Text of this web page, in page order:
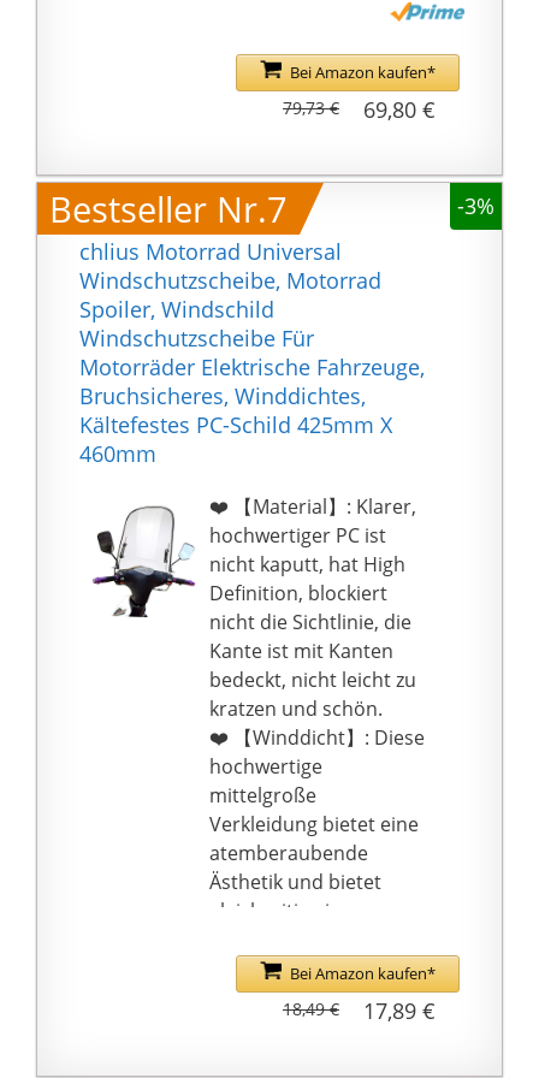
erforderlich, notwendig
ist lediglich eine
Haftpflichtversicherung
Versicherungskennzeic
hen. Mit dem mit
gelieferten COC-
Zertifikat können Sie
den Roller direkt bei
der Versicherung
anmelden und
bekommen sofort Ihr
Nummernschild.
Elektromotor benötigt
weder Ölwechsel noch
Verschleißreparaturen,
erzeugt weder CO2-
Abgase noch Lärm und
wird von einem
langlebigen
herausnehmbaren
Lithium-Ionen-Akku
gespeist, der sich ca.
1000 mal an jeder
haushaltsüblichen
Steckdose aufladen
lässt. Anschließend hat
er noch immer eine
80{c6d5c8f79c7ec2a144
87668700bbaa19cbcb4
835d5cb6d66e9413bb5
Bei Amazon kaufen*
69,80 €
79,73 €
Bestseller Nr.7
-3%
chlius Motorrad Universal
Windschutzscheibe, Motorrad
Spoiler, Windschild
Windschutzscheibe Für
Motorräder Elektrische Fahrzeuge,
Bruchsicheres, Winddichtes,
Kältefestes PC-Schild 425mm X
460mm
❤️ 【Material】: Klarer,
hochwertiger PC ist
nicht kaputt, hat High
Definition, blockiert
nicht die Sichtlinie, die
Kante ist mit Kanten
bedeckt, nicht leicht zu
kratzen und schön.
❤️ 【Winddicht】: Diese
hochwertige
mittelgroße
Verkleidung bietet eine
atemberaubende
Ästhetik und bietet
gleichzeitig einen
Windschutz, eine
schnelle und einfache
Installation und keine
Bei Amazon kaufen*
17,89 €
18,49 €